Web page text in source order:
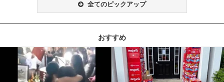
全てのピックアップ
おすすめ
記事を読む